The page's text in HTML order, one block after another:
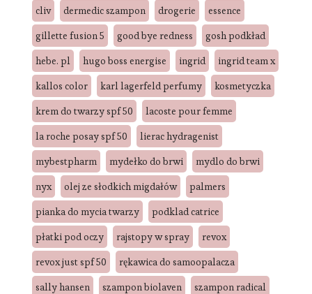
cliv
dermedic szampon drogerie
essence
gillette fusion 5
good bye redness
gosh podkład
hebe. pl
hugo boss energise ingrid
ingrid team x
kallos color
karl lagerfeld perfumy
kosmetyczka
krem do twarzy spf 50
lacoste pour femme
la roche posay spf 50
lierac hydragenist
mybestpharm
mydełko do brwi
mydlo do brwi
nyx
olej ze słodkich migdałów
palmers
pianka do mycia twarzy
podklad catrice
płatki pod oczy
rajstopy w spray
revox
revox just spf 50
rękawica do samoopalacza
sally hansen
szampon biolaven
szampon radical